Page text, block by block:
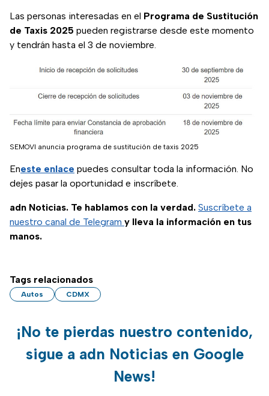
Las personas interesadas en el Programa de Sustitución
de Taxis 2025 pueden registrarse desde este momento
y tendrán hasta el 3 de noviembre.
SEMOVI anuncia programa de sustitución de taxis 2025
Eneste enlace puedes consultar toda la información. No
dejes pasar la oportunidad e inscríbete.
adn Noticias. Te hablamos con la verdad. Suscríbete a
nuestro canal de Telegram y lleva la información en tus
manos.
Tags relacionados
Autos CDMX
¡No te pierdas nuestro contenido,
sigue a adn Noticias en Google
News!